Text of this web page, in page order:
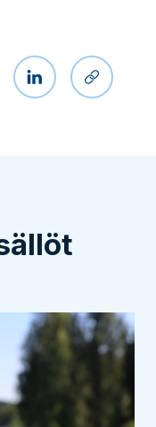
Twitterissä
Jaa Kopioi